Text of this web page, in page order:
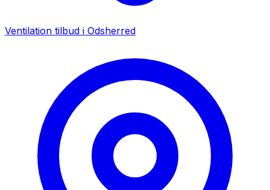
Ventilation tilbud i Odsherred